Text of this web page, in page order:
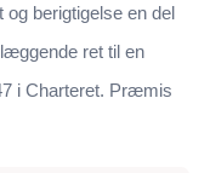
og berigtigelse en del
ret til en
i Charteret. Præmis